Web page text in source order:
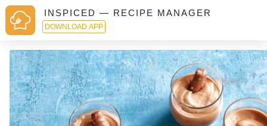
INSPICED — RECIPE MANAGER
DOWNLOAD APP